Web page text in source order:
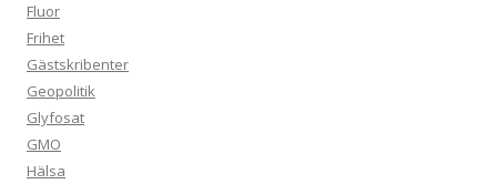
Fluor
Frihet
Gästskribenter
Geopolitik
Glyfosat
GMO
Hälsa